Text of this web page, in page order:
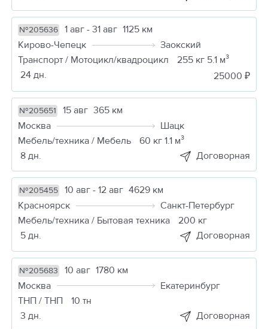
№205636 1 авг - 31 авг 1125 км
Кирово-Чепецк
Заокский
Транспорт / Мотоцикл/квадроцикл
255 кг 5.1 м³
24 дн.
25000 ₽
№205651 15 авг 365 км
Москва
Шацк
Мебель/техника / Мебель
60 кг 1.1 м³
8 дн.
Договорная
№205455 10 авг - 12 авг 4629 км
Красноярск
Санкт-Петербург
Мебель/техника / Бытовая техника
200 кг
5 дн.
Договорная
№205683 10 авг 1780 км
Москва
Екатеринбург
ТНП / ТНП
10 тн
3 дн.
Договорная